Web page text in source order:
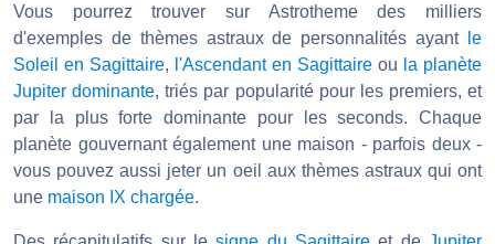
Vous pourrez trouver sur Astrotheme des milliers
d'exemples de thèmes astraux de personnalités ayant
le
Soleil en Sagittaire, l'Ascendant en Sagittaire ou la planète
Jupiter dominante, triés par popularité pour les premiers, et
par la plus forte dominante pour les seconds. Chaque
planète gouvernant également une maison - parfois deux -
vous pouvez aussi jeter un oeil aux thèmes astraux qui ont
une maison IX chargée.